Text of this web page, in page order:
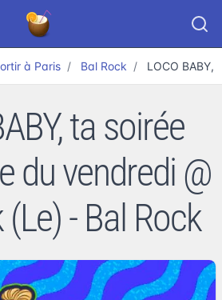
à Paris Bal Rock LOCO BABY,
ta soirée
du vendredi @
- Bal Rock